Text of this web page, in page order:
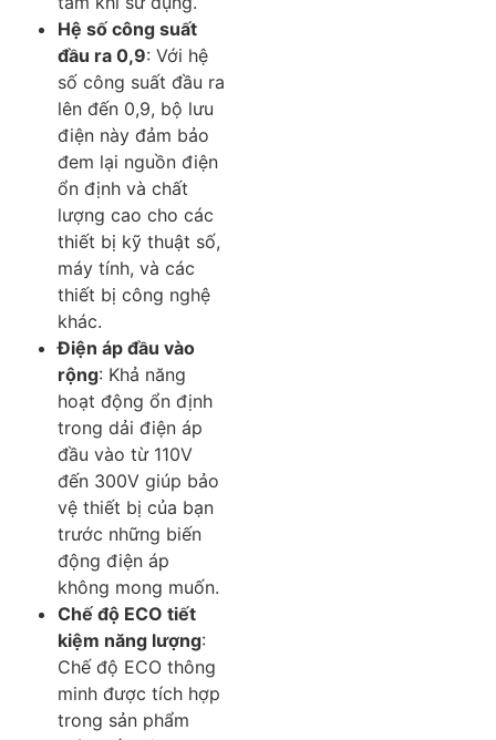
Hệ số công suất
đầu ra 0,9: Với hệ
số công suất đầu ra
lên đến 0,9, bộ lưu
điện này đảm bảo
đem lại nguồn điện
ổn định và chất
lượng cao cho các
thiết bị kỹ thuật số,
máy tính, và các
thiết bị công nghệ
khác.
Điện áp đầu vào
rộng: Khả năng
hoạt động ổn định
trong dải điện áp
đầu vào từ 110V
đến 300V giúp bảo
vệ thiết bị của bạn
trước những biến
động điện áp
không mong muốn.
Chế độ ECO tiết
kiệm năng lượng:
Chế độ ECO thông
minh được tích hợp
trong sản phẩm